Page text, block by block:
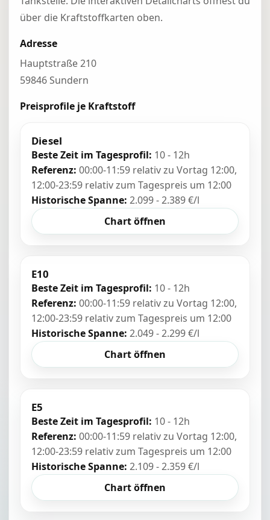
über die Kraftstoffkarten oben.
Adresse
Hauptstraße 210
59846 Sundern
Preisprofile je Kraftstoff
Diesel
Beste Zeit im Tagesprofil: 10 - 12h
Referenz: 00:00-11:59 relativ zu Vortag 12:00,
12:00-23:59 relativ zum Tagespreis um 12:00
Historische Spanne: 2.099 - 2.389 €/l
Chart öffnen
E10
Beste Zeit im Tagesprofil: 10 - 12h
Referenz: 00:00-11:59 relativ zu Vortag 12:00,
12:00-23:59 relativ zum Tagespreis um 12:00
Historische Spanne: 2.049 - 2.299 €/l
Chart öffnen
E5
Beste Zeit im Tagesprofil: 10 - 12h
Referenz: 00:00-11:59 relativ zu Vortag 12:00,
12:00-23:59 relativ zum Tagespreis um 12:00
Historische Spanne: 2.109 - 2.359 €/l
Chart öffnen